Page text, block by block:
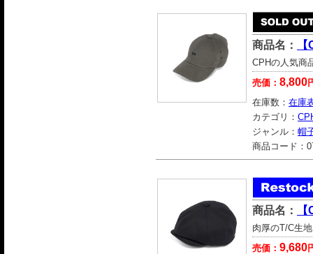
商品名：
CPHの人気商
売価： 8,800
在庫数： 在庫
カテゴリ：
ジャンル： 帽
商品コード：
商品名：
肉厚のT/C生
売価： 9,680